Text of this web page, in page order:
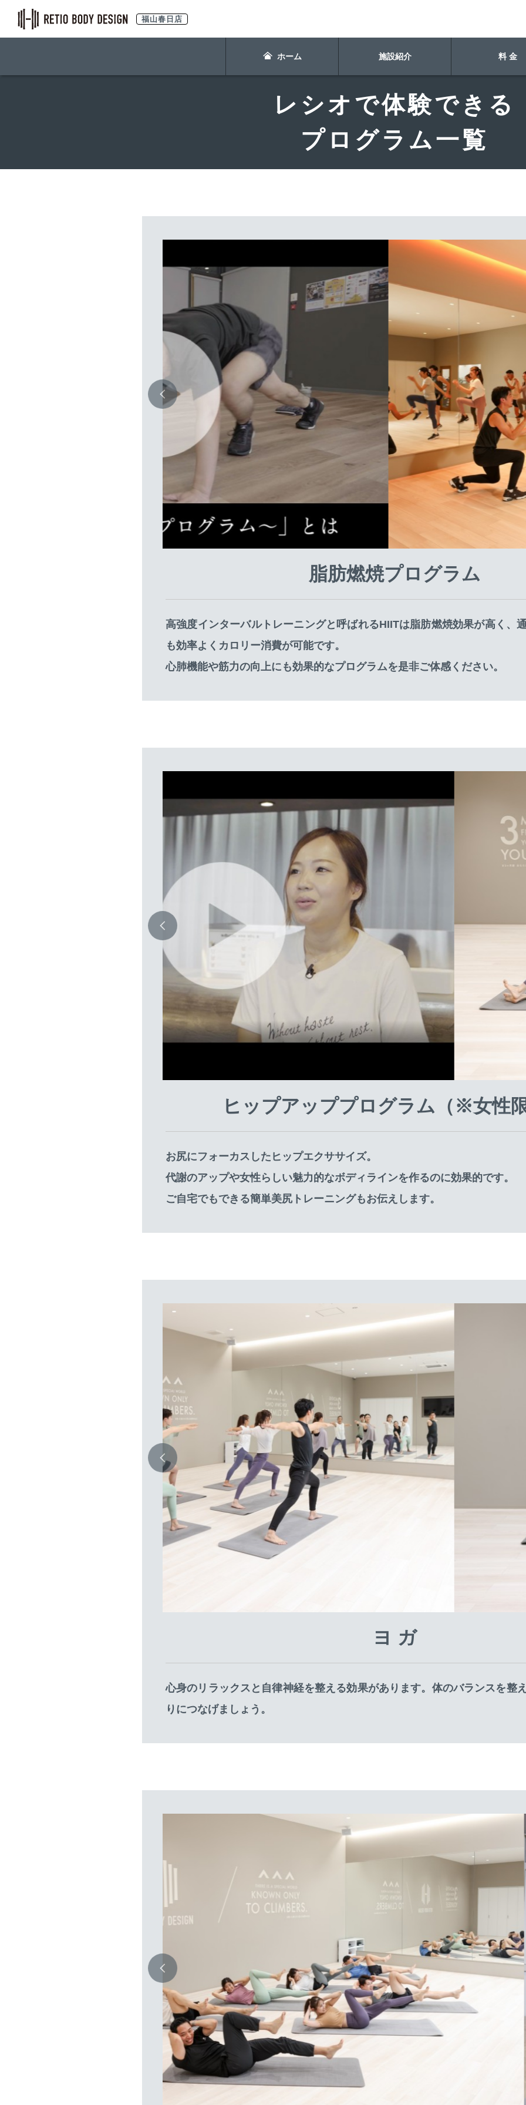
福山春日店
ホーム 施設紹介 料 金
レシオで体験できる
プログラム一覧
脂肪燃焼プログラム
高強度インターバルトレーニングと呼ばれるHIITは脂肪燃焼効果が高く、
も効率よくカロリー消費が可能です。
心肺機能や筋力の向上にも効果的なプログラムを是非ご体感ください。
ヒップアッププログラム（※女性
お尻にフォーカスしたヒップエクササイズ。
代謝のアップや女性らしい魅力的なボディラインを作るのに効果的です。
ご自宅でもできる簡単美尻トレーニングもお伝えします。
ヨ ガ
心身のリラックスと自律神経を整える効果があります。体のバランスを整
りにつなげましょう。